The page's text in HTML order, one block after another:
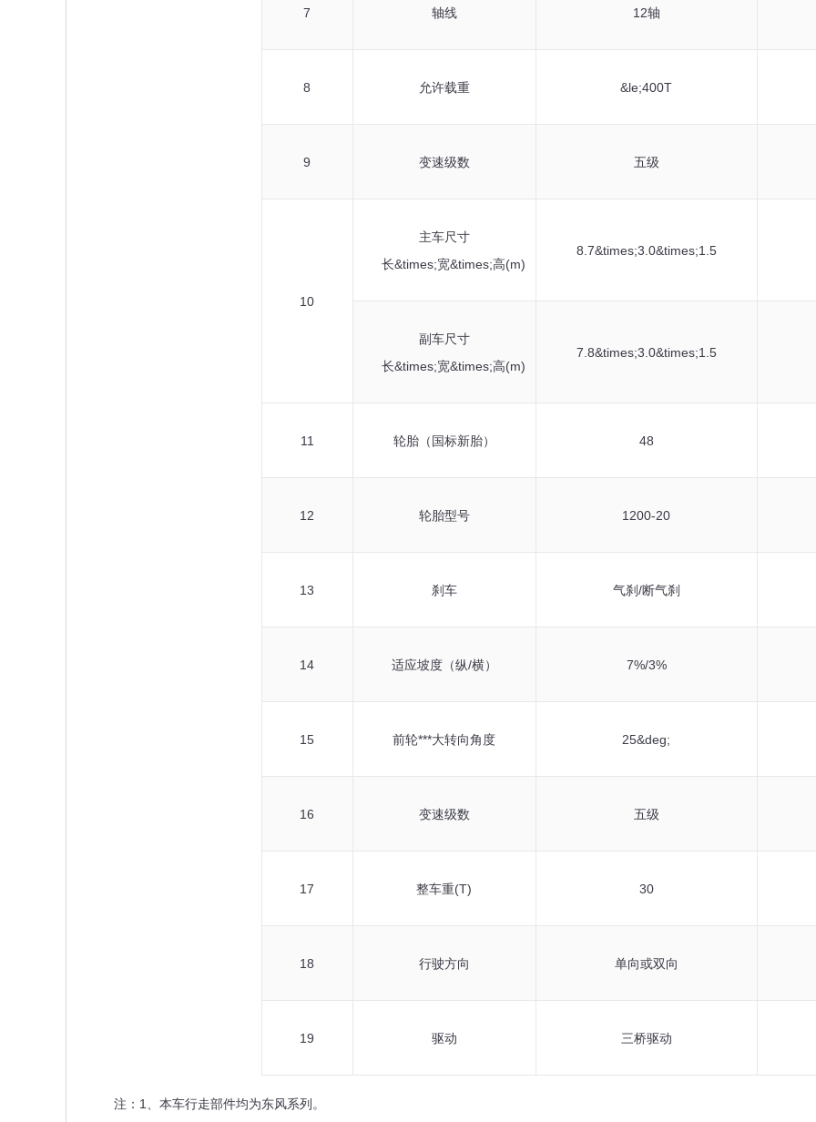
7 轴线 12轴
8 允许载重 &le;400T
9 变速级数 五级
10
主车尺寸
长&times;宽&times;高(m)
8.7&times;3.0&times;1.5
副车尺寸
长&times;宽&times;高(m)
7.8&times;3.0&times;1.5
11 轮胎（国标新胎） 48
12 轮胎型号 1200-20
13 刹车 气刹/断气刹
14 适应坡度（纵/横） 7%/3%
15 前轮***大转向角度 25&deg;
16 变速级数 五级
17 整车重(T) 30
18 行驶方向 单向或双向
19 驱动 三桥驱动
注：1、本车行走部件均为东风系列。